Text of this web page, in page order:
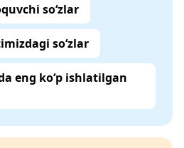
so‘zlar
so‘zlar
eng ko‘p ishlatilgan